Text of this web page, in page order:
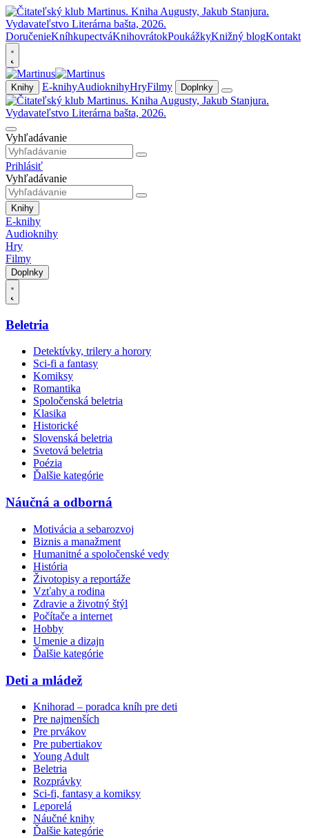
DoručenieKníhkupectváKnihovrátokPoukážkyKnižný blogKontakt
Knihy E-knihyAudioknihyHryFilmy Doplnky
Vyhľadávanie
Prihlásiť
Vyhľadávanie
Knihy
E-knihy
Audioknihy
Hry
Filmy
Doplnky
Beletria
Detektívky, trilery a horory
Sci-fi a fantasy
Komiksy
Romantika
Spoločenská beletria
Klasika
Historické
Slovenská beletria
Svetová beletria
Poézia
Ďalšie kategórie
Náučná a odborná
Motivácia a sebarozvoj
Biznis a manažment
Humanitné a spoločenské vedy
História
Životopisy a reportáže
Vzťahy a rodina
Zdravie a životný štýl
Počítače a internet
Hobby
Umenie a dizajn
Ďalšie kategórie
Deti a mládež
Knihorad – poradca kníh pre deti
Pre najmenších
Pre prvákov
Pre pubertiakov
Young Adult
Beletria
Rozprávky
Sci-fi, fantasy a komiksy
Leporelá
Náučné knihy
Ďalšie kategórie